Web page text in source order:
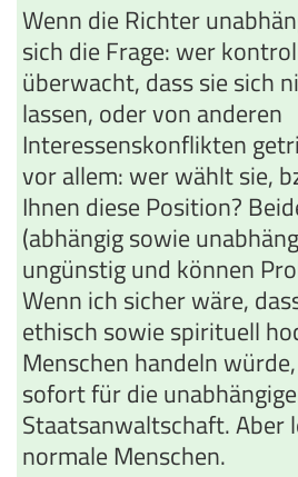
Wenn die Richter
sich die Frage: wer
überwacht, dass sie sich
lassen, oder von anderen
Interessenskonflikten
vor allem: wer wählt sie,
Ihnen diese Position?
(abhängig sowie
ungünstig und können
Wenn ich sicher wäre,
ethisch sowie spirituell
Menschen handeln
sofort für die unabhängige
Staatsanwaltschaft. Aber
normale Menschen.